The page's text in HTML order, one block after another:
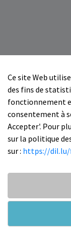
Ce site Web
des fins de
fonctionnement
consentement à
Accepter'. Pour
sur la politique
sur : https://dil.lu/